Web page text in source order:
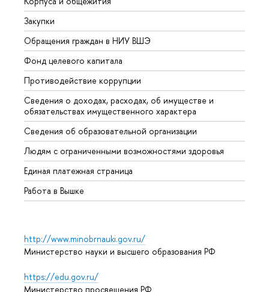
Закупки
Обращения граждан в НИУ ВШЭ
Фонд целевого капитала
Противодействие коррупции
Сведения о доходах, расходах, об имуществе и
обязательствах имущественного характера
Сведения об образовательной организации
Людям с ограниченными возможностями здоровья
Единая платежная страница
Работа в Вышке
http://www.minobrnauki.gov.ru/
Министерство науки и высшего образования РФ
https://edu.gov.ru/
Министерство просвещения РФ